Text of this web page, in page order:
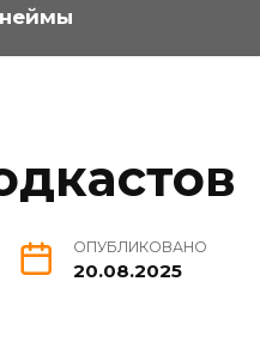
ОПУБЛИКОВАНО
20.08.2025